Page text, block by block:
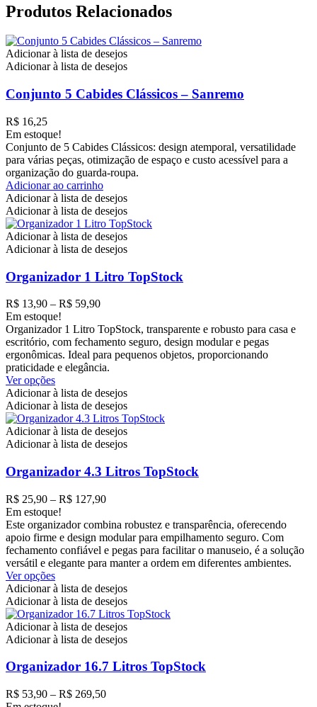
Produtos Relacionados
Adicionar à lista de desejos
Adicionar à lista de desejos
Conjunto 5 Cabides Clássicos – Sanremo
R$ 16,25
Em estoque!
Conjunto de 5 Cabides Clássicos: design atemporal, versatilidade
para várias peças, otimização de espaço e custo acessível para a
organização do guarda-roupa.
Adicionar ao carrinho
Adicionar à lista de desejos
Adicionar à lista de desejos
Adicionar à lista de desejos
Adicionar à lista de desejos
Organizador 1 Litro TopStock
R$ 13,90 – R$ 59,90Faixa
preço:
R$ 13,90
através
R$ 59,90
Em estoque!
Organizador 1 Litro TopStock, transparente e robusto para casa e
escritório, com fechamento seguro, design modular e pegas
ergonômicas. Ideal para pequenos objetos, proporcionando
praticidade e elegância.
Ver opçõesEste
produto
tem
várias
variantes.
As
podem
ser
escolhidas
na
página
do
produto
Adicionar à lista de desejos
Adicionar à lista de desejos
Adicionar à lista de desejos
Adicionar à lista de desejos
Organizador 4.3 Litros TopStock
R$ 25,90 – R$ 127,90Faixa
preço:
R$ 25,90
através
R$ 127,90
Em estoque!
Este organizador combina robustez e transparência, oferecendo
apoio firme e design modular para empilhamento seguro. Com
fechamento confiável e pegas para facilitar o manuseio, é a solução
versátil e elegante para manter a ordem em diferentes ambientes.
Ver opçõesEste
produto
tem
várias
variantes.
As
podem
escolhidas
na
Adicionar à lista de desejos
Adicionar à lista de desejos
Adicionar à lista de desejos
Adicionar à lista de desejos
Organizador 16.7 Litros TopStock
R$ 53,90 – R$ 269,50Faixa